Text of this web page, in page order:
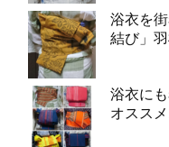
浴衣を
結び」
浴衣に
オスス